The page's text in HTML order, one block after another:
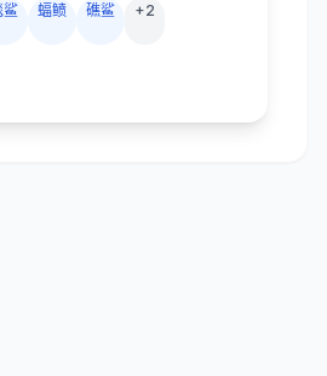
、软珊瑚和约 1,500 种鱼
杰克和犬牙金枪鱼追逐
；地毯鲨、海龟、蝠鲼和
鲨 蝠鲼 礁鲨 +2